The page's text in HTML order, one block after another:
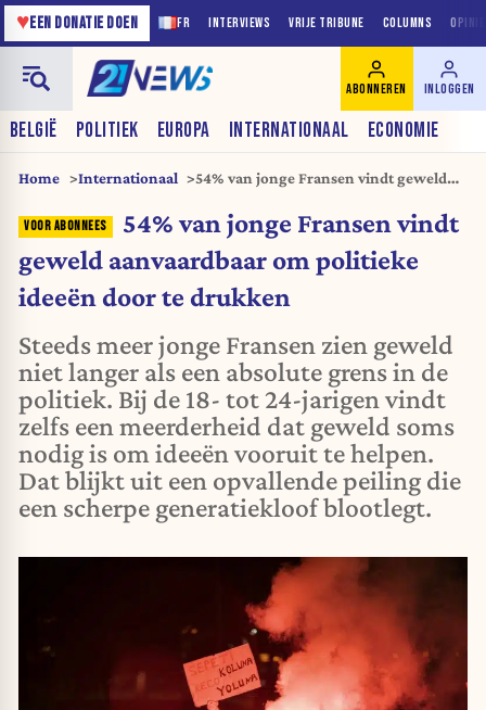
FR INTERVIEWS VRIJE TRIBUNE COLUMNS
♥EEN DONATIE DOEN
BELGIË POLITIEK EUROPA INTERNATIONAAL ECONOMIE
ABONNEREN INLOGGEN
Home Internationaal
54% van jonge Fransen vindt geweld
te drukken
54% van jonge Fransen vindt
geweld aanvaardbaar om politieke
ideeën door te drukken
Steeds meer jonge Fransen zien geweld
niet langer als een absolute grens in de
politiek. Bij de 18- tot 24-jarigen vindt
zelfs een meerderheid dat geweld soms
nodig is om ideeën vooruit te helpen.
Dat blijkt uit een opvallende peiling die
een scherpe generatiekloof blootlegt.